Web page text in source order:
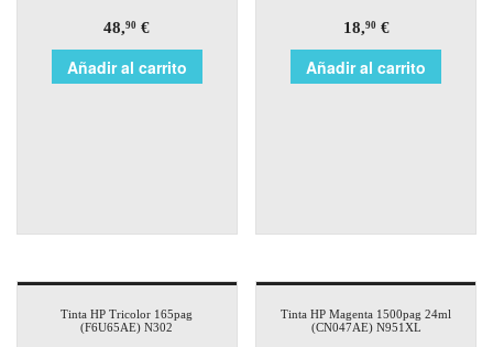
48,90 €
Añadir al carrito
18,90€
Añadir al carrito
Tinta HP Tricolor 165pag
(F6U65AE) N302
Tinta HP Magenta 1500pag 24ml
(CN047AE) N951XL